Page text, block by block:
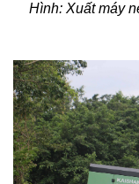
Hình: Xuất máy